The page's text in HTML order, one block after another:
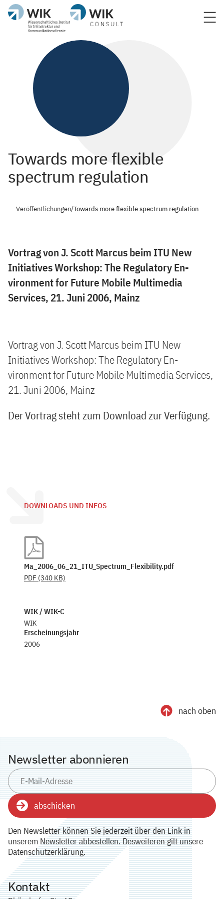
Towards more flexible
spectrum regulation
Veröffentlichungen/Towards more flexible spectrum regulation
Vortrag von J. Scott Marcus beim ITU New
Initiatives Workshop: The Regulatory En-
vironment for Future Mobile Multimedia
Services, 21. Juni 2006, Mainz
Vortrag von J. Scott Marcus beim ITU New
Initiatives Workshop: The Regulatory En-
vironment for Future Mobile Multimedia Services,
21. Juni 2006, Mainz
Der Vortrag steht zum Download zur Verfügung.
DOWNLOADS UND INFOS
Ma_2006_06_21_ITU_Spectrum_Flexibility.pdf
PDF (340 KB)
WIK / WIK-C
WIK
Erscheinungsjahr
2006
nach oben
Newsletter abonnieren
abschicken
Den Newsletter können Sie jederzeit über den Link in
unserem Newsletter abbestellen. Desweiteren gilt unsere
Datenschutzerklärung.
Kontakt